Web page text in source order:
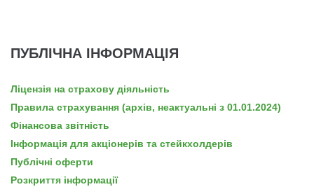
ПУБЛІЧНА ІНФОРМАЦІЯ
Ліцензія на страхову діяльність
Правила страхування (архів, неактуальні з 01.01.2024)
Фінансова звітність
Інформація для акціонерів та стейкхолдерів
Публічні оферти
Розкриття інформації